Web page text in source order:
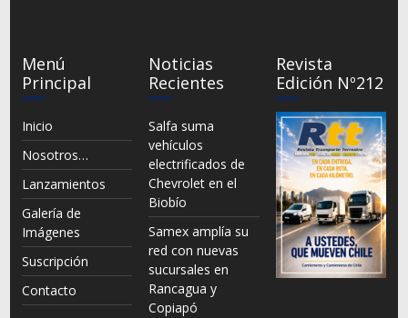
Menú
Principal
Inicio
Nosotros…
Lanzamientos
Galería de
Imágenes
Suscripción
Contacto
Noticias
Recientes
Salfa suma
vehículos
electrificados de
Chevrolet en el
Biobío
Samex amplía su
red con nuevas
sucursales en
Rancagua y
Copiapó
Revista
Edición Nº212